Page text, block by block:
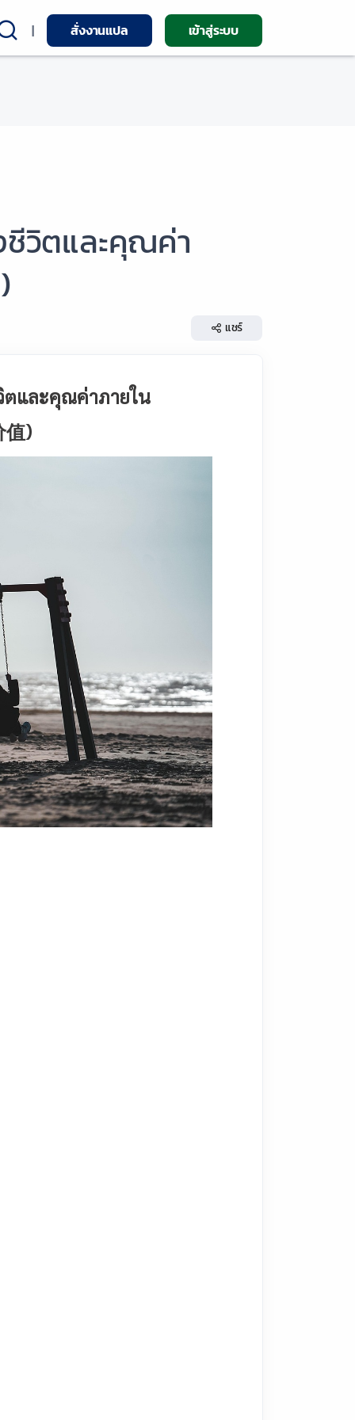
| สั่งงานแปล เข้าสู่ระบบ
วิตและคุณค่า
แชร์
และคุณค่าภายใน
值)